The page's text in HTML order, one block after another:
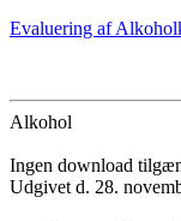
Evaluering af
Alkohol
Ingen download
Udgivet d. 28.